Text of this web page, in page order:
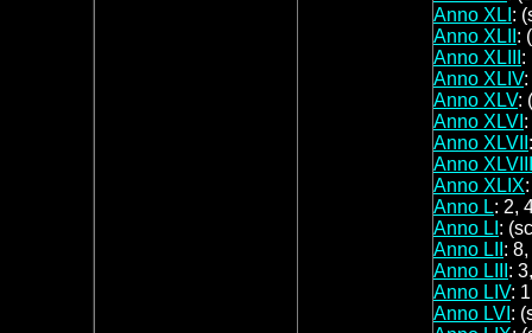
Anno XLI :
Anno XLII :
Anno XLIII :
Anno XLIV:
Anno XLV:
Anno XLVI
Anno XLVII
Anno XLVIII
Anno XLIX
Anno L: 2,
Anno LI :
Anno LII :
Anno LIII :
Anno LIV:
Anno LVI :